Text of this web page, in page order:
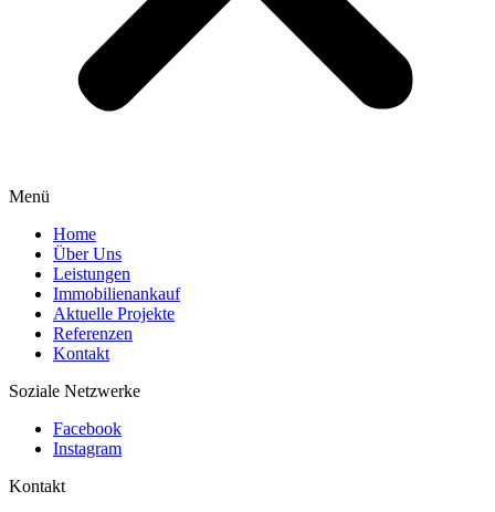
Menü
Home
Über Uns
Leistungen
Immobilienankauf
Aktuelle Projekte
Referenzen
Kontakt
Soziale Netzwerke
Facebook
Instagram
Kontakt